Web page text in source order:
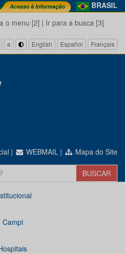
BRASIL
o menu [2] | Ir para a busca [3]
a English Español Français
| WEBMAIL | Mapa do Site
Campi